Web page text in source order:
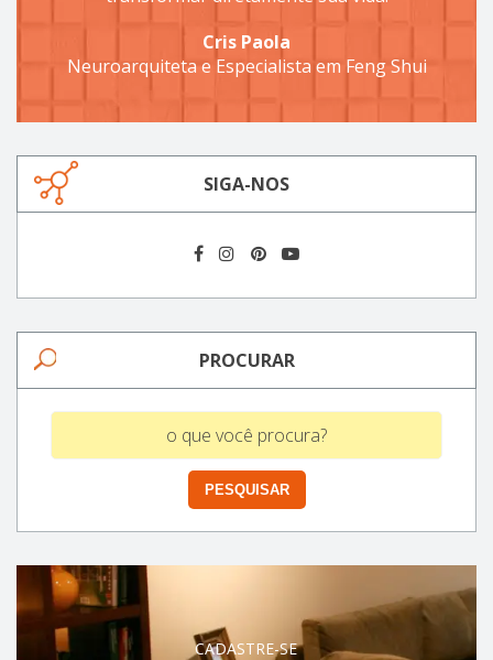
Cris Paola
Neuroarquiteta e Especialista em Feng Shui
SIGA-NOS
PROCURAR
CADASTRE-SE